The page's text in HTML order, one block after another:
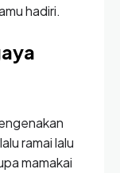
hadiri.
ramai lalu
mamakai